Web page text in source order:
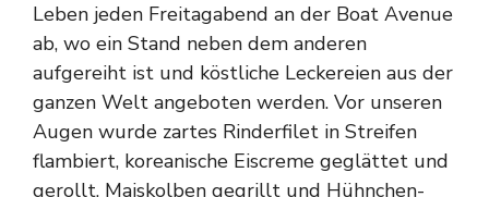
Leben jeden Freitagabend an der Boat Avenue
ab, wo ein Stand neben dem anderen
aufgereiht ist und köstliche Leckereien aus der
ganzen Welt angeboten werden. Vor unseren
Augen wurde zartes Rinderfilet in Streifen
flambiert, koreanische Eiscreme geglättet und
gerollt, Maiskolben gegrillt und Hühnchen-